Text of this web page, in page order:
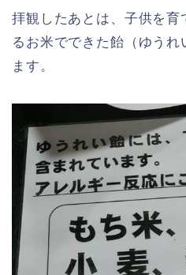
拝観したあとは、子供を育
るお米でできた飴（ゆうれ
ます。